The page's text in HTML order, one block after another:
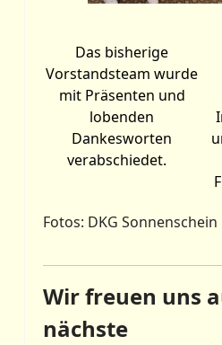
Das bisherige
Vorstandsteam wurde
mit Präsenten und
lobenden
Dankesworten
verabschiedet.
Fotos: DKG Sonnenschein
Wir freuen uns
nächste